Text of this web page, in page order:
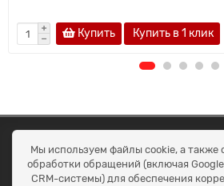
Купить Купить в 1 клик
ОКЕАН ТРЕЙД
Договір публичної оферти
Доставка та оплата
Мы используем файлы cookie, а также
обработки обращений (включая
CRM-системы) для обеспечения